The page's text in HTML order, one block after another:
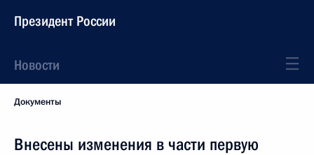
Президент России
Новости
Документы
Внесены изменения в части первую